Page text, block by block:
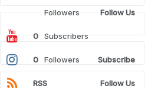
Followers
Follow Us
0 Subscribers
Subscribe
0 Followers
Follow Us
RSS